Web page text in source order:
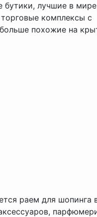
бутики, лучшие в
комплексы с
похожие на
раем для шопинга